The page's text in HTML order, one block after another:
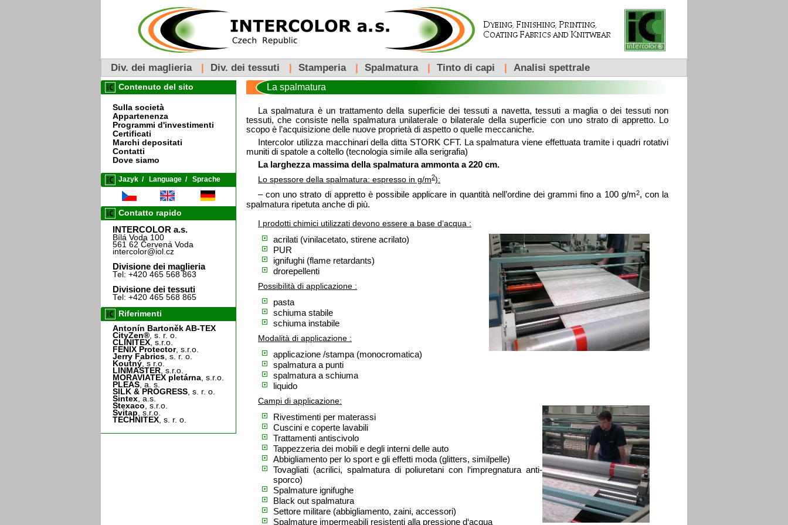
Div. dei maglieria | Div. dei tessuti | Stamperia | Spalmatura | Tinto di capi | Analisi spettrale
La spalmatura
La spalmatura è un trattamento della superficie dei tessuti a navetta, tessuti a maglia o dei tessuti non
tessuti, che consiste nella spalmatura unilaterale o bilaterale della superficie con uno strato di appretto. Lo
scopo è l’acquisizione delle nuove proprietà di aspetto o quelle meccaniche.
Intercolor utilizza macchinari della ditta STORK CFT. La spalmatura viene effettuata tramite i quadri rotativi
muniti di spatole a coltello (tecnologia simile alla serigrafia)
La larghezza massima della spalmatura ammonta a 220 cm.
Lo spessore della spalmatura: espresso in g/m2):
– con uno strato di appretto è possibile applicare in quantità nell’ordine dei grammi fino a 100 g/m2, con la
spalmatura ripetuta anche di più.
I prodotti chimici utilizzati devono essere a base d‘acqua :
acrilati (vinilacetato, stirene acrilato)
PUR
ignifughi (flame retardants)
drorepellenti
Possibilità di applicazione :
pasta
schiuma stabile
schiuma instabile
Modalità di applicazione :
applicazione /stampa (monocromatica)
spalmatura a punti
spalmatura a schiuma
liquido
Campi di applicazione:
Rivestimenti per materassi
Cuscini e coperte lavabili
Trattamenti antiscivolo
Tappezzeria dei mobili e degli interni delle auto
Abbigliamento per lo sport e gli effetti moda (glitters, similpelle)
Tovagliati (acrilici, spalmatura di poliuretani con l‘impregnatura anti-
sporco)
Spalmature ignifughe
Black out spalmatura
Settore militare (abbigliamento, zaini, accessori)
Spalmature impermeabili resistenti alla pressione d‘acqua
Contenuto del sito
Sulla società
Appartenenza
Programmi d'investimenti
Certificati
Marchi depositati
Contatti
Dove siamo
Jazyk / Language / Sprache
Contatto rapido
INTERCOLOR a.s.
Bílá Voda 100
561 62 Červená Voda
intercolor@iol.cz
Divisione dei maglieria
Tel: +420 465 568 863
Divisione dei tessuti
Tel: +420 465 568 865
Riferimenti
Antonín Bartoněk AB-TEX
CityZen® , s. r. o.
CLINITEX, s.r.o.
FENIX Protector, s.r.o.
Jerry Fabrics , s. r. o.
Koutný , s r.o.
LINMASTER , s.r.o.
MORAVIATEX pletárna , s.r.o.
PLEAS , a. s.
SILK & PROGRESS , s. r. o.
Sintex , a.s.
Stexaco , s.r.o.
Svitap , s.r.o.
TECHNITEX , s. r. o.